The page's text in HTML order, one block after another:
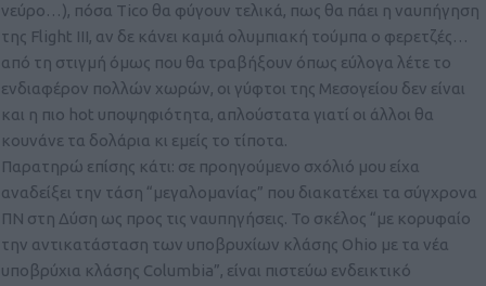
νεύρο…), πόσα Tico θα φύγουν τελικά, πως θα πάει η ναυπήγηση
της Flight III, αν δε κάνει καμιά ολυμπιακή τούμπα ο φερετζές…
από τη στιγμή όμως που θα τραβήξουν όπως εύλογα λέτε το
ενδιαφέρον πολλών χωρών, οι γύφτοι της Μεσογείου δεν είναι
και η πιο hot υποψηφιότητα, απλούστατα γιατί οι άλλοι θα
κουνάνε τα δολάρια κι εμείς το τίποτα.
Παρατηρώ επίσης κάτι: σε προηγούμενο σχόλιό μου είχα
αναδείξει την τάση “μεγαλομανίας” που διακατέχει τα σύγχρονα
ΠΝ στη Δύση ως προς τις ναυπηγήσεις. Το σκέλος “με κορυφαίο
την αντικατάσταση των υποβρυχίων κλάσης Ohio με τα νέα
υποβρύχια κλάσης Columbia”, είναι πιστεύω ενδεικτικό